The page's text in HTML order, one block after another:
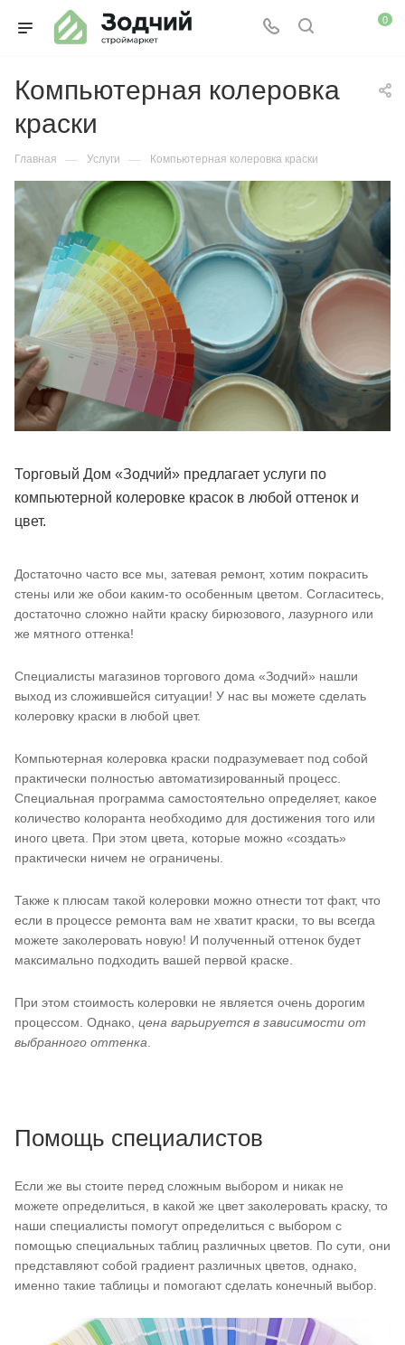
0
Компьютерная колеровка
краски
Главная — Услуги — Компьютерная колеровка краски
Торговый Дом «Зодчий» предлагает услуги по
компьютерной колеровке красок в любой оттенок и
цвет.
Достаточно часто все мы, затевая ремонт, хотим покрасить
стены или же обои каким-то особенным цветом. Согласитесь,
достаточно сложно найти краску бирюзового, лазурного или
же мятного оттенка!
Специалисты магазинов торгового дома «Зодчий» нашли
выход из сложившейся ситуации! У нас вы можете сделать
колеровку краски в любой цвет.
Компьютерная колеровка краски подразумевает под собой
практически полностью автоматизированный процесс.
Специальная программа самостоятельно определяет, какое
количество колоранта необходимо для достижения того или
иного цвета. При этом цвета, которые можно «создать»
практически ничем не ограничены.
Также к плюсам такой колеровки можно отнести тот факт, что
если в процессе ремонта вам не хватит краски, то вы всегда
можете заколеровать новую! И полученный оттенок будет
максимально подходить вашей первой краске.
При этом стоимость колеровки не является очень дорогим
процессом. Однако, цена варьируется в зависимости от
выбранного оттенка.
Помощь специалистов
Если же вы стоите перед сложным выбором и никак не
можете определиться, в какой же цвет заколеровать краску, то
наши специалисты помогут определиться с выбором с
помощью специальных таблиц различных цветов. По сути, они
представляют собой градиент различных цветов, однако,
именно такие таблицы и помогают сделать конечный выбор.